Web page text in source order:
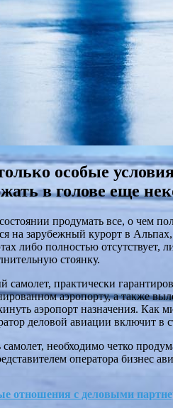
особые
в голове еще
продумать все, о чем
на зарубежный курорт в
либо полностью
стоянку.
самолет, практически
аэропорту, а также
аэропорт назначения.
деловой авиации включит в
необходимо четко
оператора бизнес
отношения с деловыми